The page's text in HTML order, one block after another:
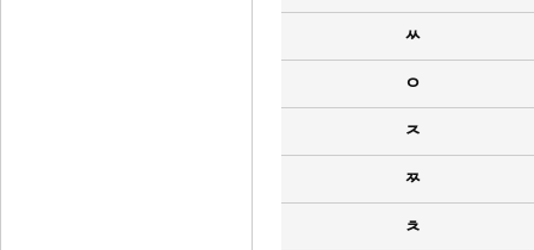
ㅆ
ㅇ
ㅈ
ㅉ
ㅊ